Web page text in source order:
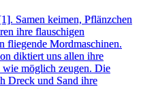
Samen keimen, Pflänzchen
ihre flauschigen
fliegende Mordmaschinen.
diktiert uns allen ihre
möglich zeugen. Die
Dreck und Sand ihre